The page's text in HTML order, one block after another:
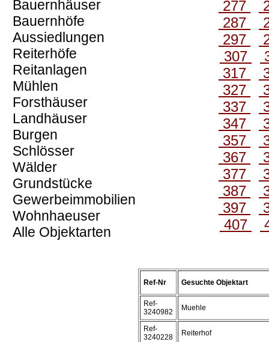
Bauernhäuser
Bauernhöfe
Aussiedlungen
Reiterhöfe
Reitanlagen
Mühlen
Forsthäuser
Landhäuser
Burgen
Schlösser
Wälder
Grundstücke
Gewerbeimmobilien
Wohnhaeuser
Alle Objektarten
277
287
297
307
317
327
337
347
357
367
377
387
397
407
Ref-Nr Gesuchte Objektart
Ref-
3240982
Muehle
Ref-
3240228
Reiterhof